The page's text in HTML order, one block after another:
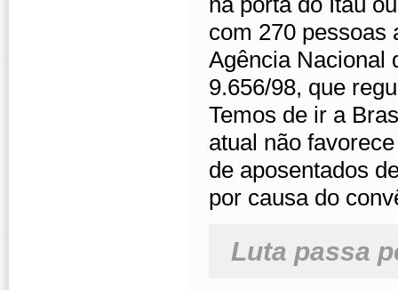
com 270 pessoas
Agência Nacional
9.656/98, que
Temos de ir a
atual não
de aposentados
por causa do
Luta passa